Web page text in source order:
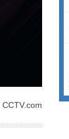
CCTV.com